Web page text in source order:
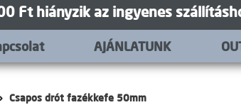
Ft hiányzik az ingyenes
AJÁNLATUNK
Csapos drót fazékkefe 50mm